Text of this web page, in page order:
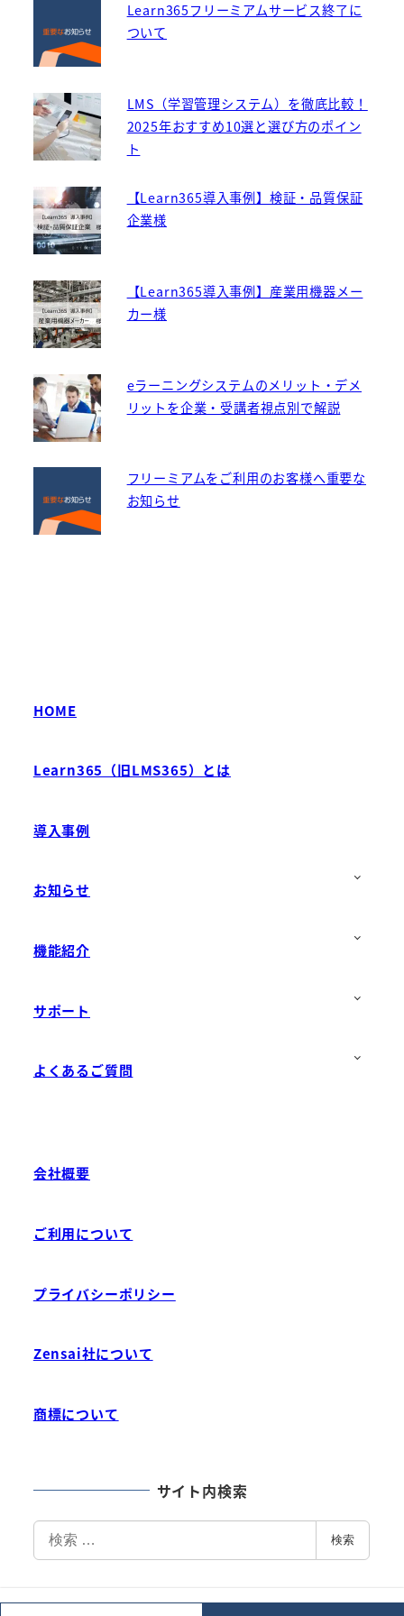
Learn365フリーミアムサービス終了に
ついて
LMS（学習管理システム）を徹底比較！
2025年おすすめ10選と選び方のポイン
ト
【Learn365導入事例】検証・品質保証
企業様
【Learn365導入事例】産業用機器メー
カー様
eラーニングシステムのメリット・デメ
リットを企業・受講者視点別で解説
フリーミアムをご利用のお客様へ重要な
お知らせ
HOME
Learn365（旧LMS365）とは
導入事例
お知らせ
機能紹介
サポート
よくあるご質問
会社概要
ご利用について
プライバシーポリシー
Zensai社について
商標について
サイト内検索
検
索
検索